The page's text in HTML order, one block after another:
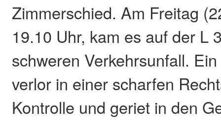
Zimmerschied. Am Freitag
19.10 Uhr, kam es auf der L
schweren Verkehrsunfall.
verlor in einer scharfen
Kontrolle und geriet in den